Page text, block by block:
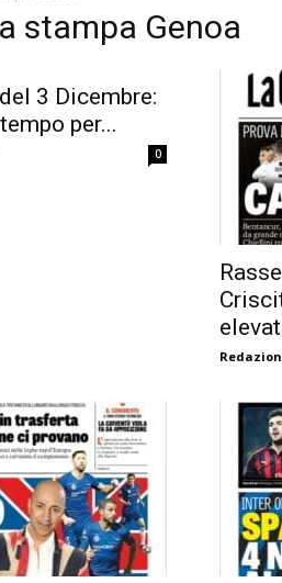
stampa Genoa
3 Dicembre:
per...
0